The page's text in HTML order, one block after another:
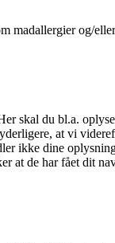
madallergier og/
skal du bl.a.
at vi
ikke dine
at de har fået dit